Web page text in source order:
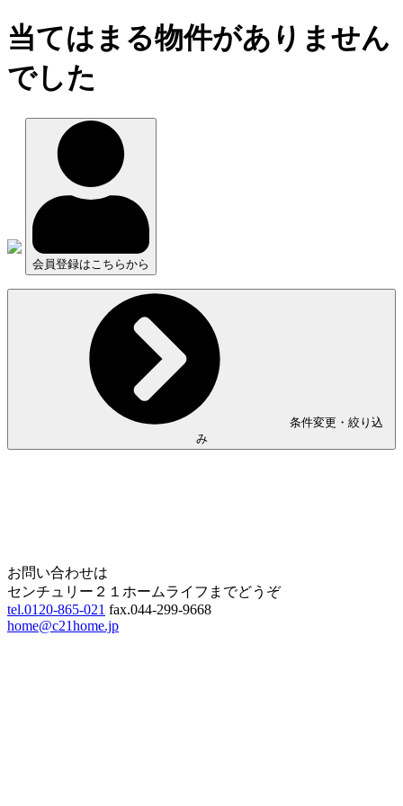
当てはまる物件がありません
でした
会員登録はこちらから
条件変更・絞り込
み
お問い合わせは
センチュリー２１ホームライフまでどうぞ
tel.0120-865-021 fax.044-299-9668
home@c21home.jp